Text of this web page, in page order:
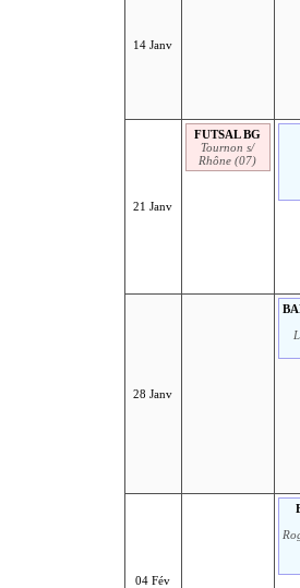
14 Janv
21 Janv
FUTSAL BG
Tournon s/
Rhône (07)
28 Janv
04 Fév